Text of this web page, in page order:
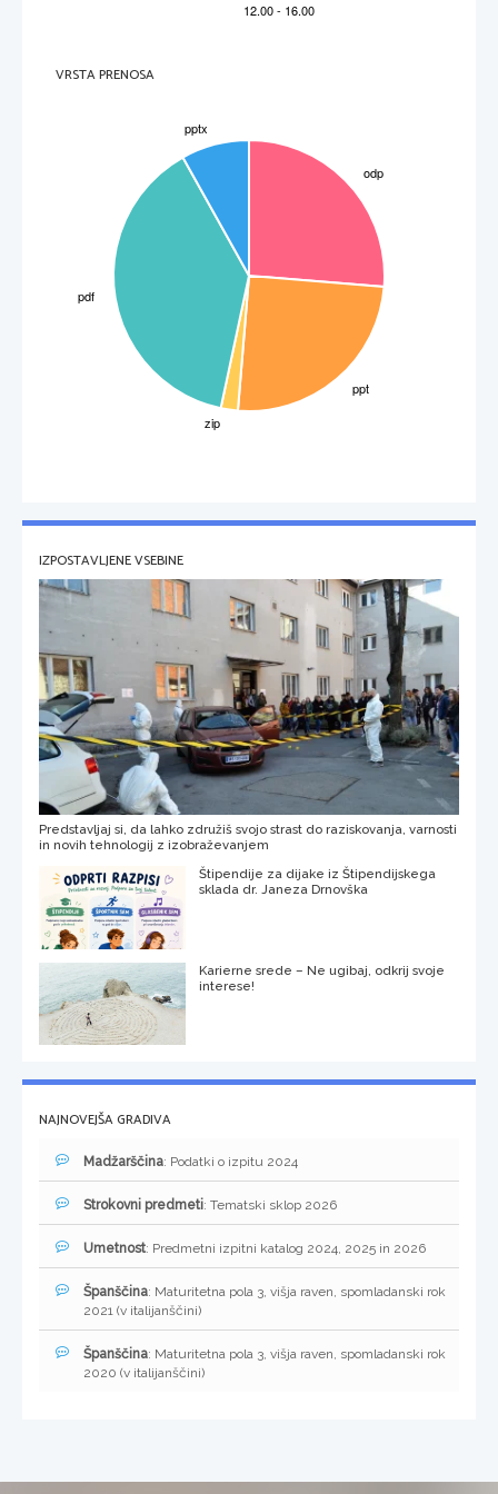
VRSTA PRENOSA
IZPOSTAVLJENE VSEBINE
Predstavljaj si, da lahko združiš svojo strast do raziskovanja, varnosti
in novih tehnologij z izobraževanjem
Štipendije za dijake iz Štipendijskega
sklada dr. Janeza Drnovška
Karierne srede – Ne ugibaj, odkrij svoje
interese!
NAJNOVEJŠA GRADIVA
Madžarščina: Podatki o izpitu 2024
Strokovni predmeti: Tematski sklop 2026
Umetnost: Predmetni izpitni katalog 2024, 2025 in 2026
Španščina: Maturitetna pola 3, višja raven, spomladanski rok
2021 (v italijanščini)
Španščina: Maturitetna pola 3, višja raven, spomladanski rok
2020 (v italijanščini)